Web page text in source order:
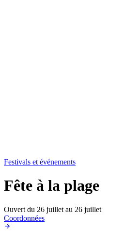
Festivals et événements
Fête à la plage
Ouvert du 26 juillet au 26 juillet
Coordonnées